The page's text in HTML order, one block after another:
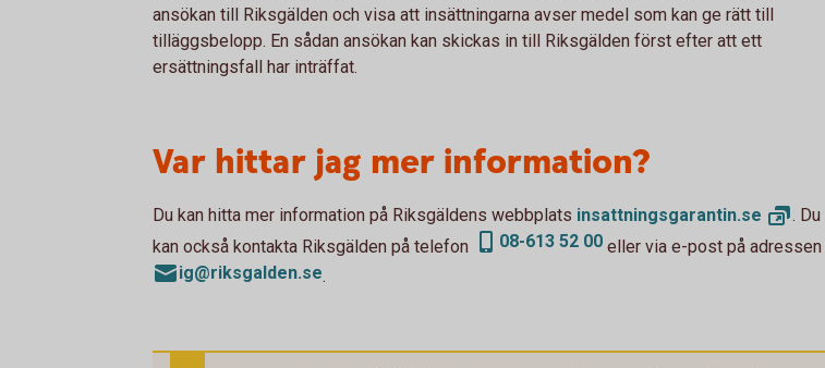
ansökan till Riksgälden och visa att insättningarna avser medel som kan ge rätt till
tilläggsbelopp. En sådan ansökan kan skickas in till Riksgälden först efter att ett
ersättningsfall har inträffat.
Var hittar jag mer information?
Du kan hitta mer information på Riksgäldens webbplats insattningsgarantin.se
. Du
kan också kontakta Riksgälden på telefon
08-613 52 00 eller via e-post på adressen
ig@riksgalden.se.